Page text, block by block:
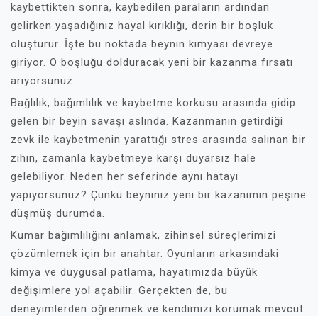
kaybettikten sonra, kaybedilen paraların ardından
gelirken yaşadığınız hayal kırıklığı, derin bir boşluk
oluşturur. İşte bu noktada beynin kimyası devreye
giriyor. O boşluğu dolduracak yeni bir kazanma fırsatı
arıyorsunuz.
Bağlılık, bağımlılık ve kaybetme korkusu arasında gidip
gelen bir beyin savaşı aslında. Kazanmanın getirdiği
zevk ile kaybetmenin yarattığı stres arasında salınan bir
zihin, zamanla kaybetmeye karşı duyarsız hale
gelebiliyor. Neden her seferinde aynı hatayı
yapıyorsunuz? Çünkü beyniniz yeni bir kazanımın peşine
düşmüş durumda.
Kumar bağımlılığını anlamak, zihinsel süreçlerimizi
çözümlemek için bir anahtar. Oyunların arkasındaki
kimya ve duygusal patlama, hayatımızda büyük
değişimlere yol açabilir. Gerçekten de, bu
deneyimlerden öğrenmek ve kendimizi korumak mevcut.